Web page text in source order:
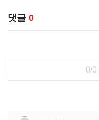
댓글 0
0/0